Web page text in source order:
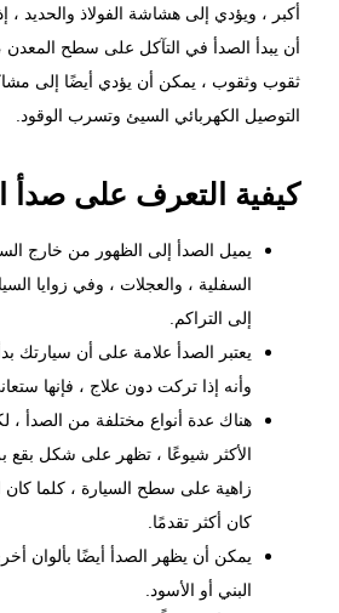
أكبر ، ويؤدي إلى هشاشة الفولاذ والحديد ،
أن يبدأ الصدأ في التآكل على سطح
ثقوب وثقوب ، يمكن أن يؤدي أيضًا إلى
التوصيل الكهربائي السيئ وتسرب الوقود.
كيفية التعرف على صدأ
يميل الصدأ إلى الظهور من خارج
السفلية ، والعجلات ، وفي زوايا
إلى التراكم.
يعتبر الصدأ علامة على أن سيارتك
وأنه إذا تركت دون علاج ، فإنها
هناك عدة أنواع مختلفة من الصدأ ،
الأكثر شيوعًا ، تظهر على شكل بقع
زاهية على سطح السيارة ، كلما كان
كان أكثر تقدمًا.
يمكن أن يظهر الصدأ أيضًا بألوان
البني أو الأسود.